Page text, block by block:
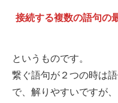
接続する複数の語句の
というものです。
繋ぐ語句が２つの時は
で、解りやすいですが